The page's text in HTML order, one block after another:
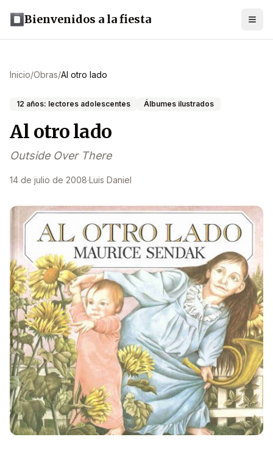
Bienvenidos a la fiesta
Inicio/Obras/Al otro lado
12 años: lectores adolescentes Álbumes ilustrados
Al otro lado
Outside Over There
14 de julio de 2008·Luis Daniel